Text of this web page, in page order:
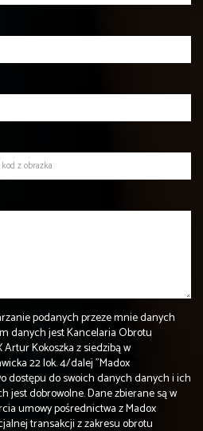
podanych przeze mnie danych
danych jest Kancelaria Obrotu
Kokoszka z siedzibą w
22 lok. 4/dalej "Madox
dostępu do swoich danych danych i ich
jest dobrowolne. Dane zbierane są w
umowy pośrednictwa z Madox
transakcji z zakresu obrotu